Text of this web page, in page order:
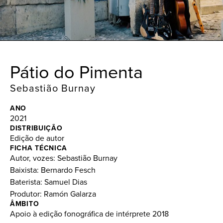
Pátio do Pimenta
Sebastião Burnay
ANO
2021
DISTRIBUIÇÃO
Edição de autor
FICHA TÉCNICA
Autor, vozes: Sebastião Burnay
Baixista: Bernardo Fesch
Baterista: Samuel Dias
Produtor: Ramón Galarza
ÂMBITO
Apoio à edição fonográfica de intérprete 2018